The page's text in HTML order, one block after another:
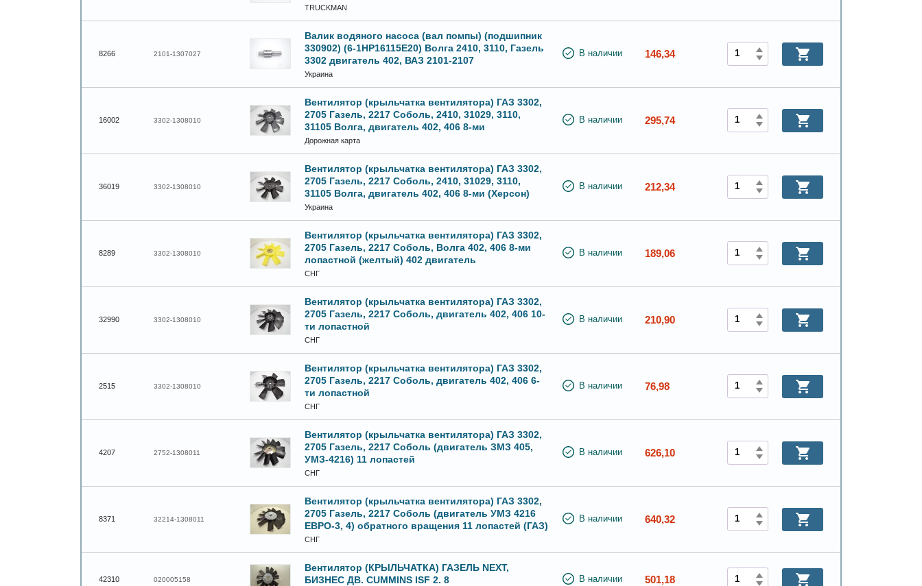
TRUCKMAN
8266 2101-1307027
Валик водяного насоса (вал помпы) (подшипник
330902) (6-1НР16115Е20) Волга 2410, 3110, Газель
3302 двигатель 402, ВАЗ 2101-2107
Украина
В наличии 146,34
16002 3302-1308010
Вентилятор (крыльчатка вентилятора) ГАЗ 3302,
2705 Газель, 2217 Соболь, 2410, 31029, 3110,
31105 Волга, двигатель 402, 406 8-ми
Дорожная карта
В наличии 295,74
36019 3302-1308010
Вентилятор (крыльчатка вентилятора) ГАЗ 3302,
2705 Газель, 2217 Соболь, 2410, 31029, 3110,
31105 Волга, двигатель 402, 406 8-ми (Херсон)
Украина
В наличии 212,34
8289 3302-1308010
Вентилятор (крыльчатка вентилятора) ГАЗ 3302,
2705 Газель, 2217 Соболь, Волга 402, 406 8-ми
лопастной (желтый) 402 двигатель
СНГ
В наличии 189,06
32990 3302-1308010
Вентилятор (крыльчатка вентилятора) ГАЗ 3302,
2705 Газель, 2217 Соболь, двигатель 402, 406 10-
ти лопастной
СНГ
В наличии 210,90
2515 3302-1308010
Вентилятор (крыльчатка вентилятора) ГАЗ 3302,
2705 Газель, 2217 Соболь, двигатель 402, 406 6-
ти лопастной
СНГ
В наличии 76,98
4207 2752-1308011
Вентилятор (крыльчатка вентилятора) ГАЗ 3302,
2705 Газель, 2217 Соболь (двигатель ЗМЗ 405,
УМЗ-4216) 11 лопастей
СНГ
В наличии 626,10
8371 32214-1308011
Вентилятор (крыльчатка вентилятора) ГАЗ 3302,
2705 Газель, 2217 Соболь (двигатель УМЗ 4216
ЕВРО-3, 4) обратного вращения 11 лопастей (ГАЗ)
СНГ
В наличии 640,32
42310 020005158
Вентилятор (КРЫЛЬЧАТКА) ГАЗЕЛЬ NEXT,
БИЗНЕС ДВ. CUMMINS ISF 2. 8
В наличии 501,18